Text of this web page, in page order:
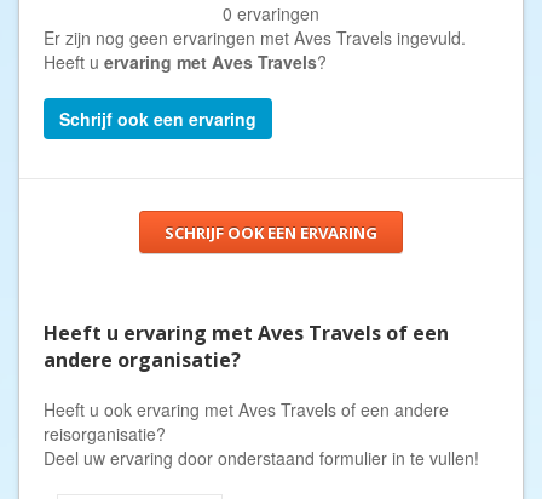
0 ervaringen
Er zijn nog geen ervaringen met Aves Travels ingevuld.
Heeft u ervaring met Aves Travels?
Schrijf ook een ervaring
SCHRIJF OOK EEN ERVARING
Heeft u ervaring met Aves Travels of een
andere organisatie?
Heeft u ook ervaring met Aves Travels of een andere
reisorganisatie?
Deel uw ervaring door onderstaand formulier in te vullen!